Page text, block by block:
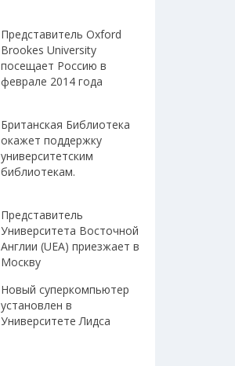
Представитель Oxford
Brookes University
посещает Россию в
феврале 2014 года
Британская Библиотека
окажет поддержку
университетским
библиотекам.
Представитель
Университета Восточной
Англии (UEA) приезжает в
Москву
Новый суперкомпьютер
установлен в
Университете Лидса